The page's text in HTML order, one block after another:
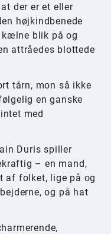
der er et eller
højkindbenede
kælne blik på og
attråedes blottede
tårn, mon så ikke
en ganske
med
Duris spiller
– en mand,
af folket, lige på og
og på hat